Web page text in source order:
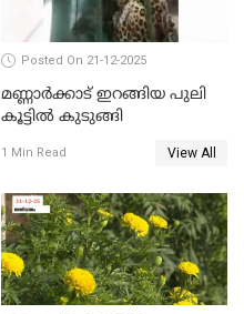
Posted On 21-12-2025
മണ്ണാർക്കാട് ഇറങ്ങിയ പുലി
കൂട്ടിൽ കുടുങ്ങി
1 Min Read View All